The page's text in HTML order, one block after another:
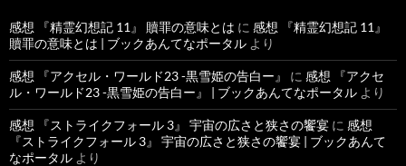
感想 『精霊幻想記 11』 贖罪の意味とは に 感想 『精霊幻想記 11』
贖罪の意味とは | ブックあんてなポータル より
感想 『アクセル・ワールド23 -黒雪姫の告白ー』 に 感想 『アクセ
ル・ワールド23 -黒雪姫の告白ー』 | ブックあんてなポータル より
感想 『ストライクフォール 3』 宇宙の広さと狭さの饗宴 に 感想
『ストライクフォール 3』 宇宙の広さと狭さの饗宴 | ブックあんて
なポータル より